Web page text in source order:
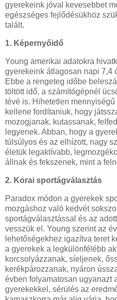
gyerekeink jóval kevesebbet
egészséges fejlődésükhöz
talált.
1. Képernyőidő
Young amerikai adatokra
gyerekeink átlagosan napi 7,4
Ebbe a rengeteg időbe
töltött idő, a számítógépnél
tévé is. Hihetetlen
kellene fordítaniuk, hogy
mozogjanak, kutassanak,
legyenek. Abban, hogy a
túlsúlyos és az elhízott, nagy
életük legaktívabb,
állnak és fekszenek, mint a
2. Korai sportágválasztás
Paradox módon a gyerekek
mozgáshoz való kedvét
sportágválasztással és az
vesszük el. Young szerint az
lehetőségekhez igazítva teret
a gyerekek a legkülönfélébb
korcsolyázzanak, síeljenek,
kerékpározzanak, nyáron
évben folyamatosan ugyanazt
gyerekekkel, sérülés az